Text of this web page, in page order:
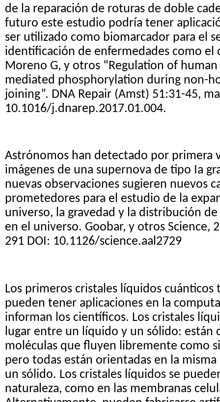
de la reparación de roturas de doble
futuro este estudio podría tener
ser utilizado como biomarcador para el
identificación de enfermedades como el
Moreno G, y otros “Regulation of
mediated phosphorylation during non-
joining”. DNA Repair (Amst) 51:31-45,
10.1016/j.dnarep.2017.01.004.
Astrónomos han detectado por primera
imágenes de una supernova de tipo Ia
nuevas observaciones sugieren nuevos
prometedores para el estudio de la
universo, la gravedad y la distribución
en el universo. Goobar, y otros Science,
291 DOI: 10.1126/science.aal2729
Los primeros cristales líquidos
pueden tener aplicaciones en la
informan los científicos. Los cristales
lugar entre un líquido y un sólido: están
moléculas que fluyen libremente como
pero todas están orientadas en la
un sólido. Los cristales líquidos se
naturaleza, como en las membranas